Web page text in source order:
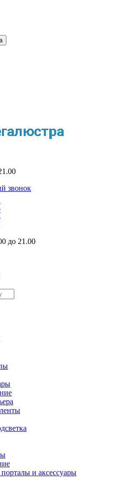
звонок
до 21.00
и аксессуары